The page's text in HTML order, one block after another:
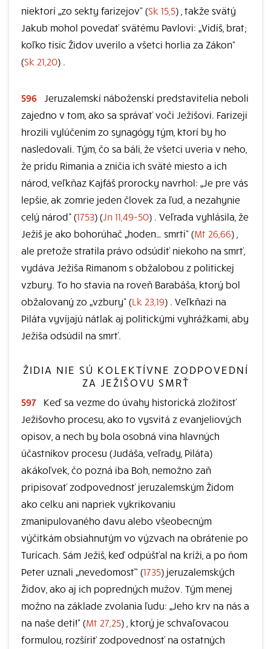
niektorí „zo sekty farizejov“ (Sk 15,5) , takže svätý
Jakub mohol povedať svätému Pavlovi: „Vidíš, brat;
koľko tisíc Židov uverilo a všetci horlia za Zákon“
(Sk 21,20) .
596
Jeruzalemskí náboženskí predstavitelia neboli
zajedno v tom, ako sa správať voči Ježišovi. Farizeji
hrozili vylúčením zo synagógy tým, ktorí by ho
nasledovali. Tým, čo sa báli, že všetci uveria v neho,
že prídu Rimania a zničia ich sväté miesto a ich
národ, veľkňaz Kajfáš prorocky navrhol: „Je pre vás
lepšie, ak zomrie jeden človek za ľud, a nezahynie
celý národ“ (1753) ( Jn 11,49-50) . Veľrada vyhlásila, že
Ježiš je ako bohorúhač „hoden… smrti“ (Mt 26,66) ,
ale pretože stratila právo odsúdiť niekoho na smrť,
vydáva Ježiša Rimanom s obžalobou z politickej
vzbury. To ho stavia na roveň Barabáša, ktorý bol
obžalovaný zo „vzbury“ (Lk 23,19) . Veľkňazi na
Piláta vyvíjajú nátlak aj politickými vyhrážkami, aby
Ježiša odsúdil na smrť.
ŽIDIA NIE SÚ KOLEKTÍVNE ZODPOVEDNÍ
ZA JEŽIŠOVU SMRŤ
597
Keď sa vezme do úvahy historická zložitosť
Ježišovho procesu, ako to vysvitá z evanjeliových
opisov, a nech by bola osobná vina hlavných
účastníkov procesu (Judáša, veľrady, Piláta)
akákoľvek, čo pozná iba Boh, nemožno zaň
pripisovať zodpovednosť jeruzalemským Židom
ako celku ani napriek vykrikovaniu
zmanipulovaného davu alebo všeobecným
výčitkám obsiahnutým vo výzvach na obrátenie po
Turícach. Sám Ježiš, keď odpúšťal na kríži, a po ňom
Peter uznali „nevedomosť“ (1735) jeruzalemských
Židov, ako aj ich popredných mužov. Tým menej
možno na základe zvolania ľudu: „Jeho krv na nás a
na naše deti!“ (Mt 27,25) , ktorý je schvaľovacou
formulou, rozšíriť zodpovednosť na ostatných